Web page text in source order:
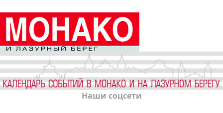
Наши соцсети